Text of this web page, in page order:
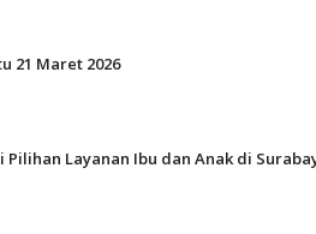
21 Maret 2026
Pilihan Layanan Ibu dan Anak di